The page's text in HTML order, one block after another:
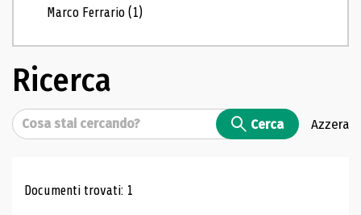
Marco Ferrario(1)
Ricerca
Cerca Cerca Azzera
Risultati di ricerca
Documenti trovati: 1